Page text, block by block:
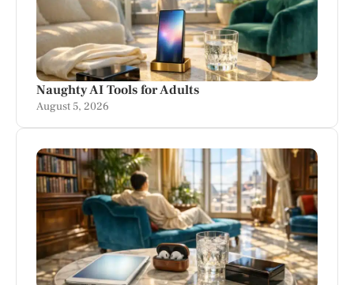
Naughty AI Tools for Adults
August 5, 2026